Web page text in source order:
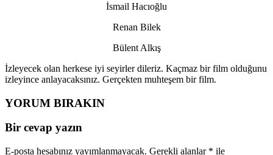
İsmail Hacıoğlu
Renan Bilek
Bülent Alkış
İzleyecek olan herkese iyi seyirler dileriz. Kaçmaz bir film olduğunu
izleyince anlayacaksınız. Gerçekten muhteşem bir film.
YORUM BIRAKIN
Bir cevap yazın
E-posta hesabınız yayımlanmayacak. Gerekli alanlar * ile